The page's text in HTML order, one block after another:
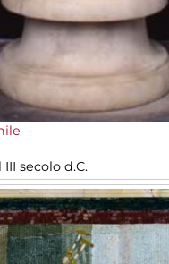
secolo d.C.